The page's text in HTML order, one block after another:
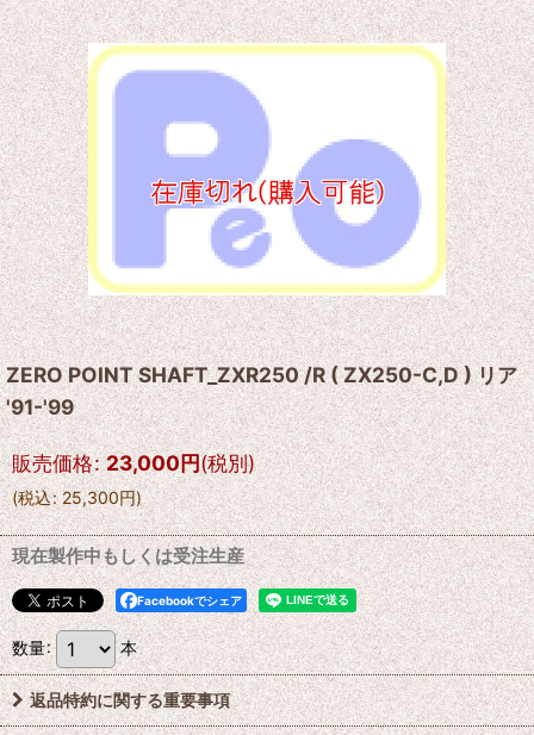
ZERO POINT SHAFT_ZXR250 /R ( ZX250-C,D ) リア
'91-'99
販売価格: 23,000円(税別)
(税込: 25,300円)
現在製作中もしくは受注生産
Facebookでシェア
数量: 本
返品特約に関する重要事項